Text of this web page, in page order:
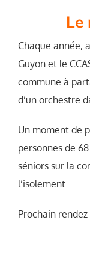
Le
Chaque année,
Guyon et le
commune à
d’un orchestre
Un moment de
personnes de
séniors sur la
l’isolement.
Prochain